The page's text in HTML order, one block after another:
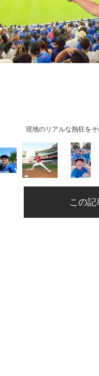
現地のリアルな熱狂をそ
この